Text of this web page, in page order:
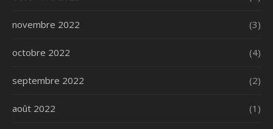
novembre 2022 (3)
octobre 2022 (4)
septembre 2022 (2)
août 2022 (1)